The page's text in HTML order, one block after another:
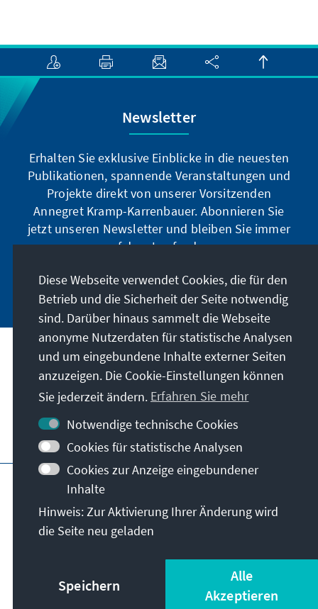
Newsletter
Erhalten Sie exklusive Einblicke in die neuesten
Publikationen, spannende Veranstaltungen und
Projekte direkt von unserer Vorsitzenden
Annegret Kramp-Karrenbauer. Abonnieren Sie
jetzt unseren Newsletter und bleiben Sie immer
auf dem Laufenden.
Jetzt abonnieren
Unser Auftrag
Kontakt
Weitere Angebote der Stiftung
Impressum
Datenschutz
Nutzungsbedingungen
Erklärung zur Barrierefreiheit
Barriere melden
Sitemap
© Konrad-Adenauer-Stiftung e.V. 2026
Diese Webseite verwendet Cookies, die für den
Betrieb und die Sicherheit der Seite notwendig
sind. Darüber hinaus sammelt die Webseite
anonyme Nutzerdaten für statistische Analysen
und um eingebundene Inhalte externer Seiten
anzuzeigen. Die Cookie-Einstellungen können
Sie jederzeit ändern. Erfahren Sie mehr
Notwendige technische Cookies
Cookies für statistische Analysen
Cookies zur Anzeige eingebundener
Inhalte
Hinweis: Zur Aktivierung Ihrer Änderung wird
die Seite neu geladen
Speichern
Alle
Akzeptieren